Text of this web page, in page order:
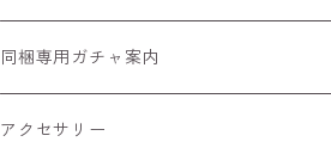
同梱専用ガチャ案内
アクセサリー